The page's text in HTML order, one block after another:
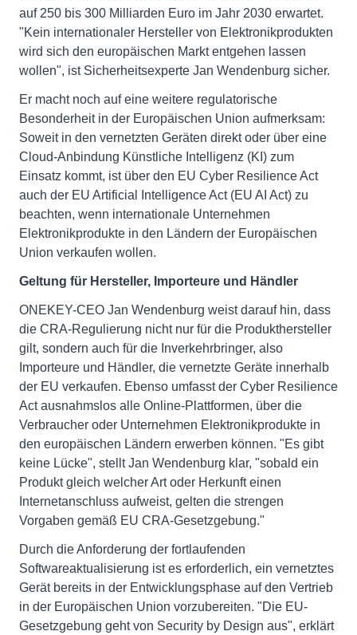
auf 250 bis 300 Milliarden Euro im Jahr 2030 erwartet.
"Kein internationaler Hersteller von Elektronikprodukten
wird sich den europäischen Markt entgehen lassen
wollen", ist Sicherheitsexperte Jan Wendenburg sicher.
Er macht noch auf eine weitere regulatorische
Besonderheit in der Europäischen Union aufmerksam:
Soweit in den vernetzten Geräten direkt oder über eine
Cloud-Anbindung Künstliche Intelligenz (KI) zum
Einsatz kommt, ist über den EU Cyber Resilience Act
auch der EU Artificial Intelligence Act (EU AI Act) zu
beachten, wenn internationale Unternehmen
Elektronikprodukte in den Ländern der Europäischen
Union verkaufen wollen.
Geltung für Hersteller, Importeure und Händler
ONEKEY-CEO Jan Wendenburg weist darauf hin, dass
die CRA-Regulierung nicht nur für die Produkthersteller
gilt, sondern auch für die Inverkehrbringer, also
Importeure und Händler, die vernetzte Geräte innerhalb
der EU verkaufen. Ebenso umfasst der Cyber Resilience
Act ausnahmslos alle Online-Plattformen, über die
Verbraucher oder Unternehmen Elektronikprodukte in
den europäischen Ländern erwerben können. "Es gibt
keine Lücke", stellt Jan Wendenburg klar, "sobald ein
Produkt gleich welcher Art oder Herkunft einen
Internetanschluss aufweist, gelten die strengen
Vorgaben gemäß EU CRA-Gesetzgebung."
Durch die Anforderung der fortlaufenden
Softwareaktualisierung ist es erforderlich, ein vernetztes
Gerät bereits in der Entwicklungsphase auf den Vertrieb
in der Europäischen Union vorzubereiten. "Die EU-
Gesetzgebung geht von Security by Design aus", erklärt